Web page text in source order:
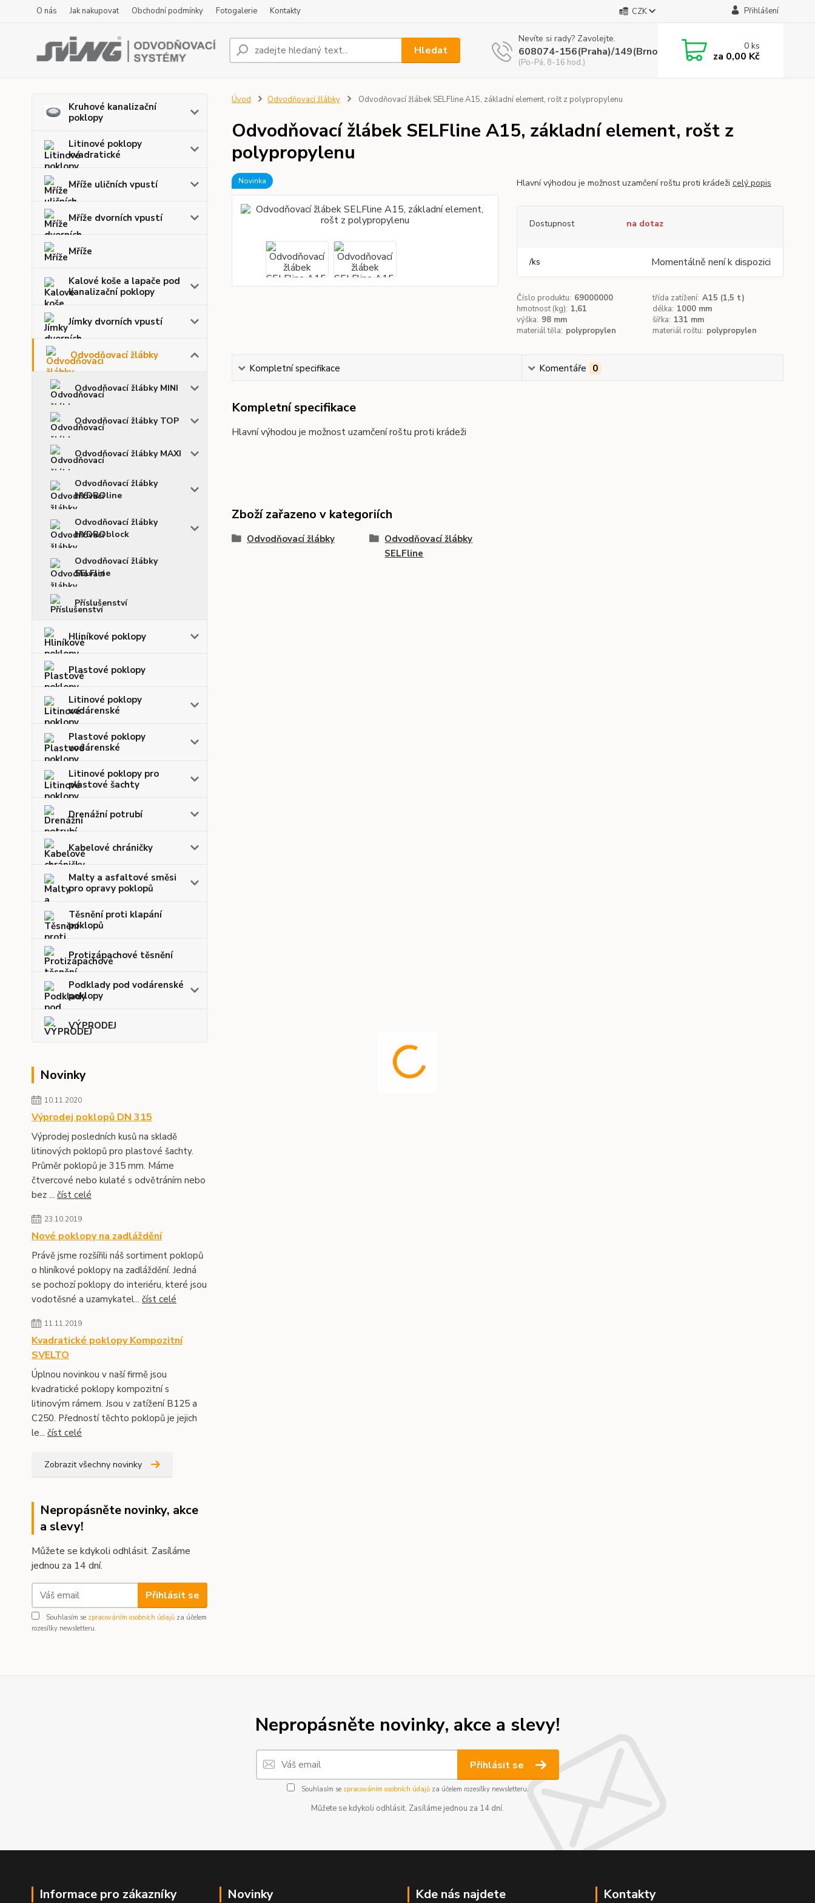
O nás Jak nakupovat Obchodní podmínky Fotogalerie Kontakty CZK Přihlášení
Hledat
Nevíte si rady? Zavolejte.
608074-156(Praha)/149(Brno)
(Po-Pá, 8-16 hod.)
0ks
za 0,00 Kč
Kruhové kanalizační
poklopy
Litinové poklopy
kvadratické
Mříže uličních vpustí
Mříže dvorních vpustí
Mříže
Kalové koše a lapače pod
kanalizační poklopy
Jímky dvorních vpustí
Odvodňovací žlábky
Odvodňovací žlábky MINI
Odvodňovací žlábky TOP
Odvodňovací žlábky MAXI
Odvodňovací žlábky
HYDROline
Odvodňovací žlábky
HYDROblock
Odvodňovací žlábky
SELFline
Příslušenství
Hliníkové poklopy
Plastové poklopy
Litinové poklopy
vodárenské
Plastové poklopy
vodárenské
Litinové poklopy pro
plastové šachty
Drenážní potrubí
Kabelové chráničky
Malty a asfaltové směsi
pro opravy poklopů
Těsnění proti klapání
poklopů
Protizápachové těsnění
Podklady pod vodárenské
poklopy
VÝPRODEJ
Novinky
10.11.2020
Výprodej poklopů DN 315
Výprodej posledních kusů na skladě
litinových poklopů pro plastové šachty.
Průměr poklopů je 315 mm. Máme
čtvercové nebo kulaté s odvětráním nebo
bez ... číst celé
23.10.2019
Nové poklopy na zadláždění
Právě jsme rozšířili náš sortiment poklopů
o hliníkové poklopy na zadláždění. Jedná
se pochozí poklopy do interiéru, které jsou
vodotěsné a uzamykatel... číst celé
11.11.2019
Kvadratické poklopy Kompozitní
SVELTO
Úplnou novinkou v naší firmě jsou
kvadratické poklopy kompozitní s
litinovým rámem. Jsou v zatížení B125 a
C250. Předností těchto poklopů je jejich
le... číst celé
Zobrazit všechny novinky
Nepropásněte novinky, akce
a slevy!
Můžete se kdykoli odhlásit. Zasíláme
jednou za 14 dní.
Přihlásit se
Souhlasím se zpracováním osobních údajů za účelem
rozesílky newsletteru.
Úvod Odvodňovací žlábky Odvodňovací žlábek SELFline A15, základní element, rošt z polypropylenu
Odvodňovací žlábek SELFline A15, základní element, rošt z
polypropylenu
Novinka Hlavní výhodou je možnost uzamčení roštu proti krádeži celý popis
Dostupnost na dotaz
/ks Momentálně není k dispozici
Číslo produktu: 69000000 třída zatížení: A15 (1,5 t)
hmotnost (kg): 1,61 délka: 1000 mm
výška: 98 mm šířka: 131 mm
materiál těla: polypropylen materiál roštu: polypropylen
Kompletní specifikace Komentáře 0
Kompletní specifikace
Hlavní výhodou je možnost uzamčení roštu proti krádeži
Zboží zařazeno v kategoriích
Odvodňovací žlábky
Odvodňovací žlábky
SELFline
Nepropásněte novinky, akce a slevy!
Přihlásit se
Souhlasím se zpracováním osobních údajůza účelem rozesílky newsletteru.
Můžete se kdykoli odhlásit. Zasíláme jednou za 14 dní.
Informace pro zákazníky Novinky Kde nás najdete Kontakty